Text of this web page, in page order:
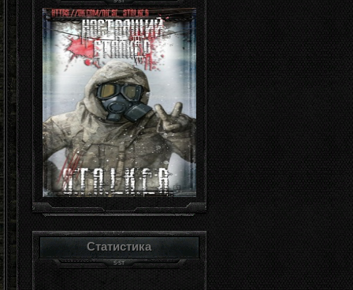
Статистика